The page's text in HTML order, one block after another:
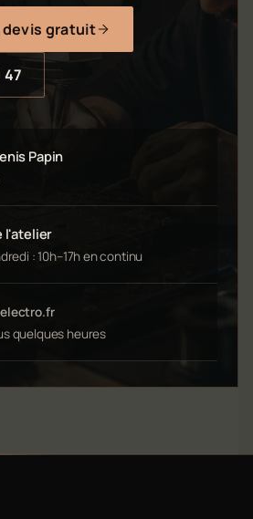
devis gratuit
47
Papin
l'atelier
: 10h–17h en continu
quelques heures